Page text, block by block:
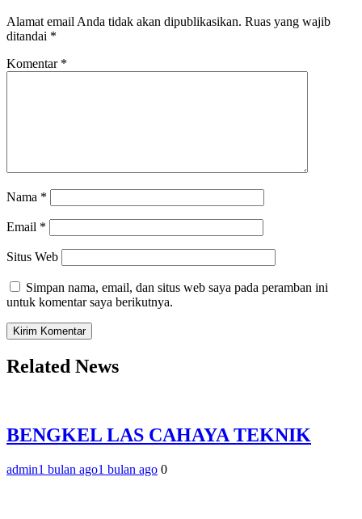
Alamat email Anda tidak akan dipublikasikan. Ruas yang wajib
ditandai *
Komentar *
Nama *
Email *
Situs Web
Simpan nama, email, dan situs web saya pada peramban ini
untuk komentar saya berikutnya.
Related News
BENGKEL LAS CAHAYA TEKNIK
admin1 bulan ago1 bulan ago 0